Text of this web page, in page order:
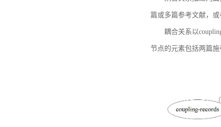
篇或多篇参考文献，
耦合关系以
节点的元素包括两篇